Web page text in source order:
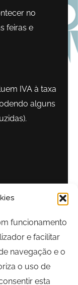
funcionamento
e facilitar
navegação e o
o uso de
esta
no
feiras e
IVA à taxa
alguns